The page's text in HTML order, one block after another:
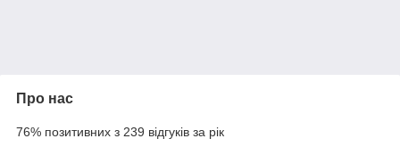
Про нас
76% позитивних з 239 відгуків за рік